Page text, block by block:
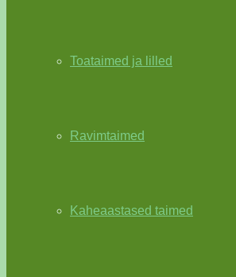
Toataimed ja lilled
Ravimtaimed
Kaheaastased taimed